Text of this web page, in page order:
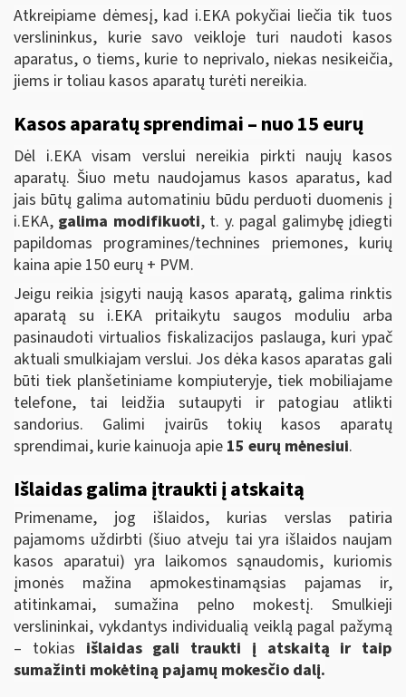
Atkreipiame dėmesį, kad i.EKA pokyčiai liečia tik tuos
verslininkus, kurie savo veikloje turi naudoti kasos
aparatus, o tiems, kurie to neprivalo, niekas nesikeičia,
jiems ir toliau kasos aparatų turėti nereikia.
Kasos aparatų sprendimai – nuo 15 eurų
Dėl i.EKA visam verslui nereikia pirkti naujų kasos
aparatų. Šiuo metu naudojamus kasos aparatus, kad
jais būtų galima automatiniu būdu perduoti duomenis į
i.EKA, galima modifikuoti, t. y. pagal galimybę įdiegti
papildomas programines/technines priemones, kurių
kaina apie 150 eurų + PVM.
Jeigu reikia įsigyti naują kasos aparatą, galima rinktis
aparatą su i.EKA pritaikytu saugos moduliu arba
pasinaudoti virtualios fiskalizacijos paslauga, kuri ypač
aktuali smulkiajam verslui. Jos dėka kasos aparatas gali
būti tiek planšetiniame kompiuteryje, tiek mobiliajame
telefone, tai leidžia sutaupyti ir patogiau atlikti
sandorius. Galimi įvairūs tokių kasos aparatų
sprendimai, kurie kainuoja apie 15 eurų mėnesiui.
Išlaidas galima įtraukti į atskaitą
Primename, jog išlaidos, kurias verslas patiria
pajamoms uždirbti (šiuo atveju tai yra išlaidos naujam
kasos aparatui) yra laikomos sąnaudomis, kuriomis
įmonės mažina apmokestinamąsias pajamas ir,
atitinkamai, sumažina pelno mokestį. Smulkieji
verslininkai, vykdantys individualią veiklą pagal pažymą
– tokias išlaidas gali traukti į atskaitą ir taip
sumažinti mokėtiną pajamų mokesčio dalį.